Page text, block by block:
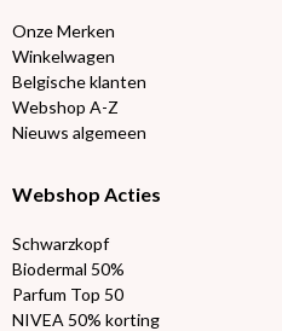
Onze Merken
Winkelwagen
Belgische klanten
Webshop A-Z
Nieuws algemeen
Webshop Acties
Schwarzkopf
Biodermal 50%
Parfum Top 50
NIVEA 50% korting